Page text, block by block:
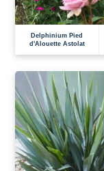
Delphinium Pied
d'Alouette Astolat